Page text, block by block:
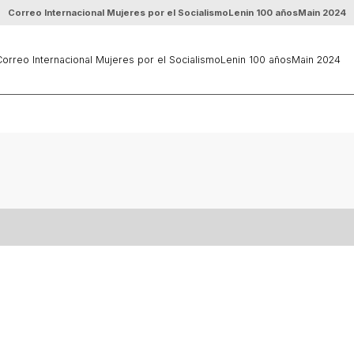
Correo Internacional Mujeres por el SocialismoLenin 100 añosMain 2024
Internacional Mujeres por el SocialismoLenin 100 añosMain 2024